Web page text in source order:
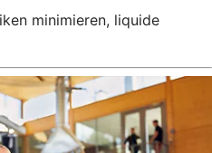
minimieren, liquide